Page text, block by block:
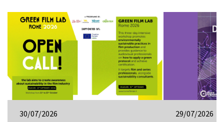
30/07/2026 29/07/2026